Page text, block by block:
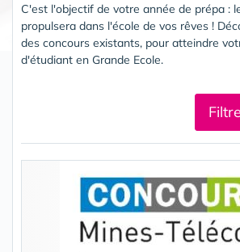
C'est l'objectif de votre année de prépa :
propulsera dans l'école de vos rêves !
des concours existants, pour atteindre
d'étudiant en Grande Ecole.